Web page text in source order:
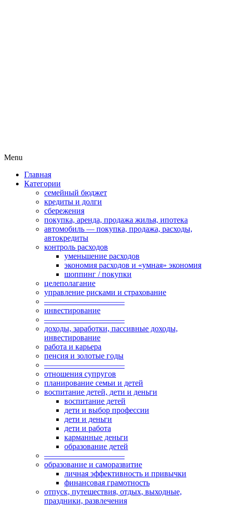
Menu
content
Главная
Категории
семейный бюджет
кредиты и долги
сбережения
покупка, аренда, продажа жилья, ипотека
автомобиль — покупка, продажа, расходы,
автокредиты
контроль расходов
уменьшение расходов
экономия расходов и «умная» экономия
шоппинг / покупки
целеполагание
управление рисками и страхование
——————————
инвестирование
——————————
доходы, заработки, пассивные доходы,
инвестирование
работа и карьера
пенсия и золотые годы
——————————
отношения супругов
планирование семьи и детей
воспитание детей, дети и деньги
воспитание детей
дети и выбор профессии
дети и деньги
дети и работа
карманные деньги
образование детей
——————————
образование и саморазвитие
личная эффективность и привычки
финансовая грамотность
отпуск, путешествия, отдых, выходные,
праздники, развлечения